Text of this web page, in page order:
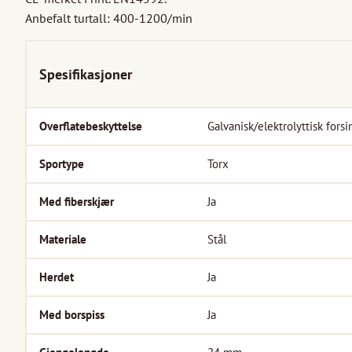
Anbefalt turtall: 400-1200/min
Spesifikasjoner
Overflatebeskyttelse Galvanisk/elektrolyttisk
Sportype Torx
Med fiberskjær Ja
Materiale Stål
Herdet Ja
Med borspiss Ja